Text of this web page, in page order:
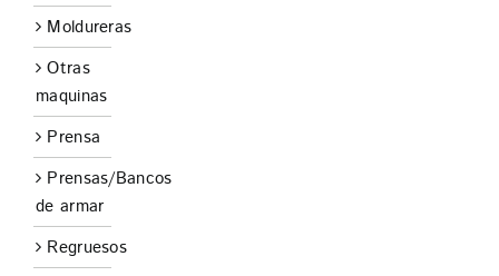
Moldureras
Otras
maquinas
Prensa
Prensas/Bancos
de armar
Regruesos